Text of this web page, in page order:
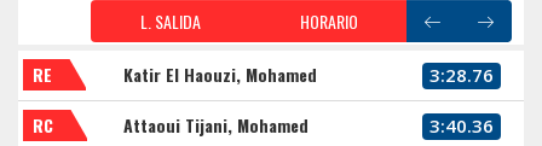
L. SALIDA HORARIO
RE Katir El Haouzi, Mohamed 3:28.76
RC Attaoui Tijani, Mohamed 3:40.36